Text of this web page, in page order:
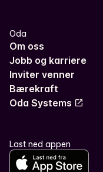
Oda
Om oss
Jobb og karriere
Inviter venner
Bærekraft
Oda Systems
Last ned appen